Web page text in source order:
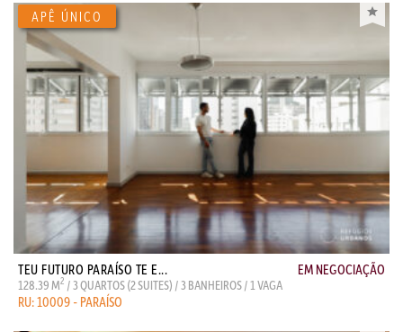
TEU FUTURO PARAÍSO TE E... EM NEGOCIAÇÃO
128.39 M2 / 3 QUARTOS (2 SUITES) / 3 BANHEIROS / 1 VAGA
RU: 10009 - PARAÍSO